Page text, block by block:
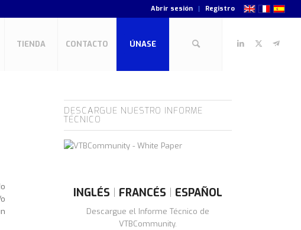
Abrir sesión Registro
TIENDA CONTACTO ÚNASE
DESCARGUE NUESTRO INFORME
TÉCNICO
INGLÉS | FRANCÉS | ESPAÑOL
Descargue el Informe Técnico de
VTBCommunity.